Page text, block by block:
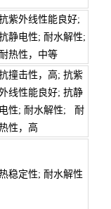
紫外线性能良好;
静电性; 耐水解性;
耐热性，中等
撞击性，高; 抗紫
线性能良好; 抗静
电性; 耐水解性; 耐
性，高
稳定性; 耐水解性